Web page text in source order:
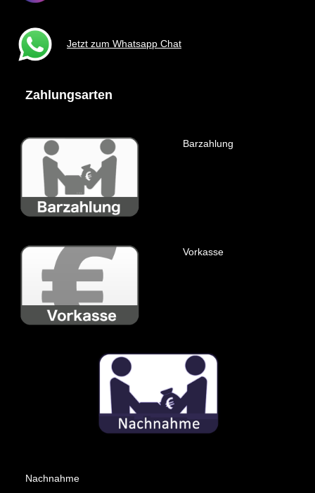
Jetzt zum Whatsapp Chat
Zahlungsarten
Barzahlung
Vorkasse
Nachnahme